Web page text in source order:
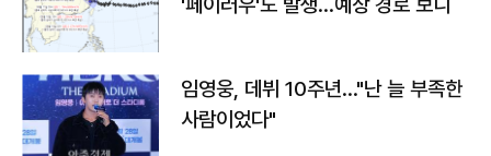
임영웅, 데뷔 10주년…"난 늘 부족한
사람이었다"